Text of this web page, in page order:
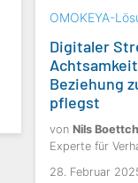
OMOKEYA-
Digitaler
Beziehung
pflegst
von Nils
Experte für
28. Februar